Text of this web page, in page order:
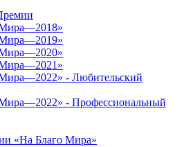
- Любительский
- Профессиональный
«На Благо Мира»